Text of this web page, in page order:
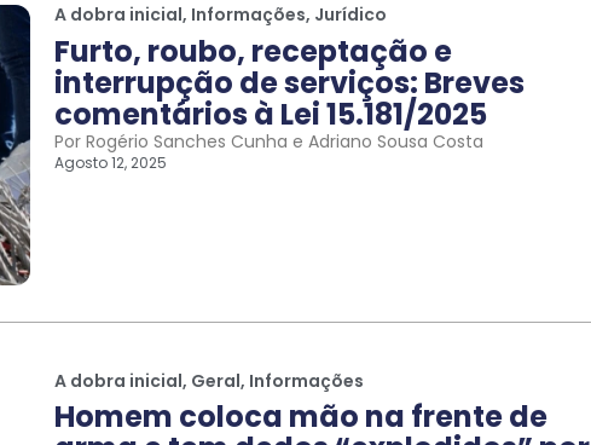
A dobra inicial, Informações, Jurídico
Furto, roubo, receptação e
interrupção de serviços: Breves
comentários à Lei 15.181/2025
Por Rogério Sanches Cunha e Adriano Sousa Costa
Agosto 12, 2025
A dobra inicial, Geral, Informações
Homem coloca mão na frente de